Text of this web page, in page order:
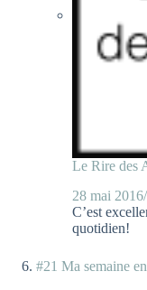
Le Rire des
28 mai
C’est
quotidien!
#21 Ma semaine